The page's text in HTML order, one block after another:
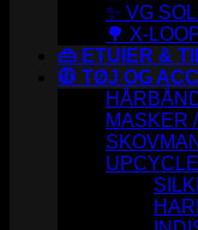
✨ VG
🌳 X-
👜 ETUIER &
🧥 TØJ OG
MASKER